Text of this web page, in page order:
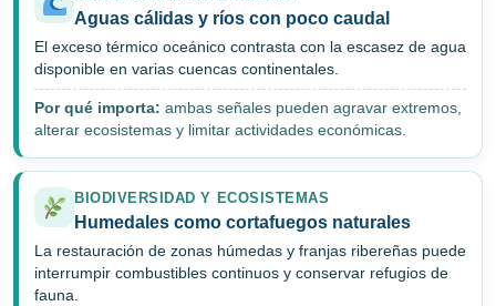
Aguas cálidas y ríos con poco caudal
El exceso térmico oceánico contrasta con la escasez de agua
disponible en varias cuencas continentales.
Por qué importa: ambas señales pueden agravar extremos,
alterar ecosistemas y limitar actividades económicas.
BIODIVERSIDAD Y ECOSISTEMAS
Humedales como cortafuegos naturales
La restauración de zonas húmedas y franjas ribereñas puede
interrumpir combustibles continuos y conservar refugios de
fauna.